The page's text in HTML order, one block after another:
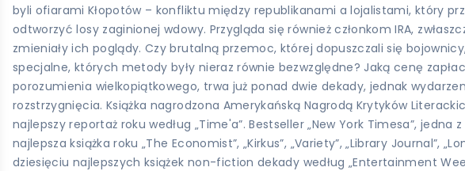
byli ofiarami Kłopotów – konfliktu między republikanami a lojalistami, który
odtworzyć losy zaginionej wdowy. Przygląda się również członkom IRA,
zmieniały ich poglądy. Czy brutalną przemoc, której dopuszczali się
specjalne, których metody były nieraz równie bezwzględne? Jaką cenę
porozumienia wielkopiątkowego, trwa już ponad dwie dekady, jednak
rozstrzygnięcia. Książka nagrodzona Amerykańską Nagrodą Krytyków
najlepszy reportaż roku według „Time'a”. Bestseller „New York Timesa”,
najlepsza książka roku „The Economist”, „Kirkus”, „Variety”, „Library Journal”,
dziesięciu najlepszych książek non-fiction dekady według „Entertainment